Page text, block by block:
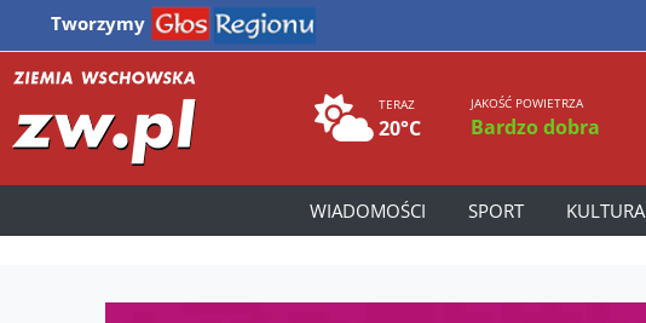
Tworzymy
TERAZ
20°C
JAKOŚĆ POWIETRZA
Bardzo dobra
WIADOMOŚCI SPORT KULTURA